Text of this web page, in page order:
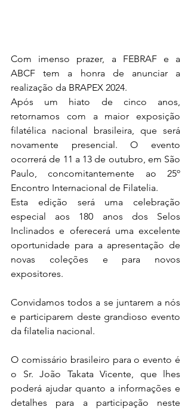
Com imenso prazer, a FEBRAF e a
ABCF tem a honra de anunciar a
realização da BRAPEX 2024.
Após um hiato de cinco anos,
retornamos com a maior exposição
filatélica nacional brasileira, que será
novamente presencial. O evento
ocorrerá de 11 a 13 de outubro, em São
Paulo, concomitantemente ao 25º
Encontro Internacional de Filatelia.
Esta edição será uma celebração
especial aos 180 anos dos Selos
Inclinados e oferecerá uma excelente
oportunidade para a apresentação de
novas coleções e para novos
expositores.
Convidamos todos a se juntarem a nós
e participarem deste grandioso evento
da filatelia nacional.
O comissário brasileiro para o evento é
o Sr. João Takata Vicente, que lhes
poderá ajudar quanto a informações e
detalhes para a participação neste